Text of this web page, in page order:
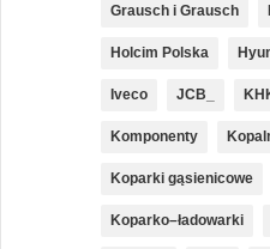
Grausch i Grausch
Holcim Polska
Iveco JCB_
Komponenty
Koparki gąsienicowe
Koparko–ładowarki